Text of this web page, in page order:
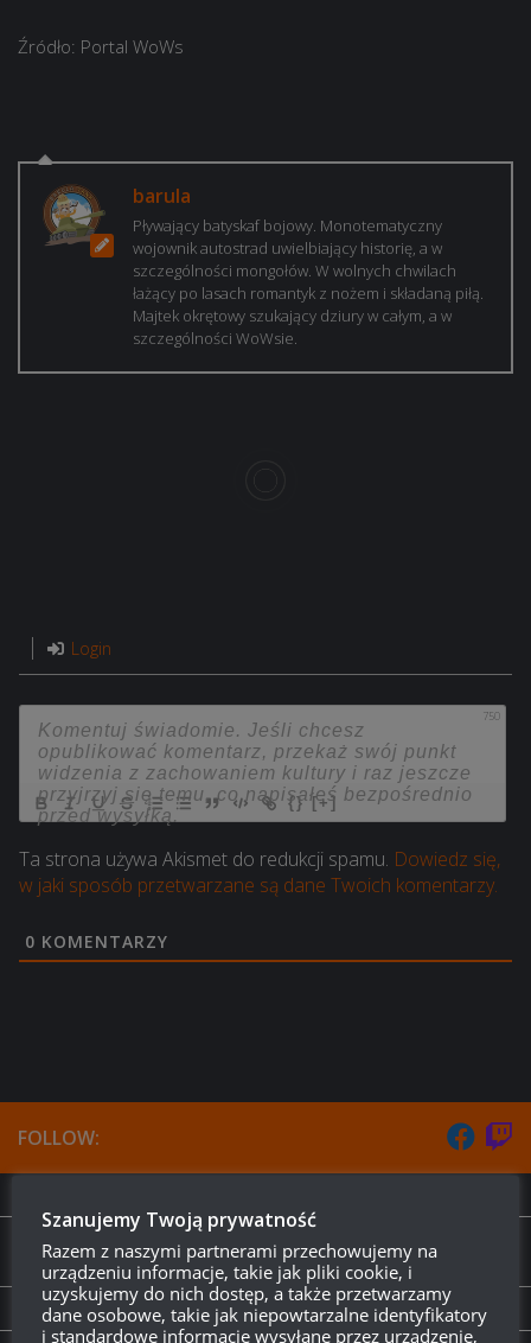
Źródło: Portal WoWs
barula
Pływający batyskaf bojowy. Monotematyczny
wojownik autostrad uwielbiający historię, a w
szczególności mongołów. W wolnych chwilach
łażący po lasach romantyk z nożem i składaną piłą.
Majtek okrętowy szukający dziury w całym, a w
szczególności WoWsie.
Login
750
{} [+]
Ta strona używa Akismet do redukcji spamu. Dowiedz się,
w jaki sposób przetwarzane są dane Twoich komentarzy.
0 KOMENTARZY
FOLLOW:
Zmiany w balansie wysokotierowych krążowników
premium
PREVIOUS STORY
Szanujemy Twoją prywatność
Razem z naszymi partnerami przechowujemy na
urządzeniu informacje, takie jak pliki cookie, i
uzyskujemy do nich dostęp, a także przetwarzamy
dane osobowe, takie jak niepowtarzalne identyfikatory
i standardowe informacje wysyłane przez urządzenie,